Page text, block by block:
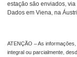
estação são enviados,
Dados em Viena, na
ATENÇÃO – As
integral ou parcialmente,